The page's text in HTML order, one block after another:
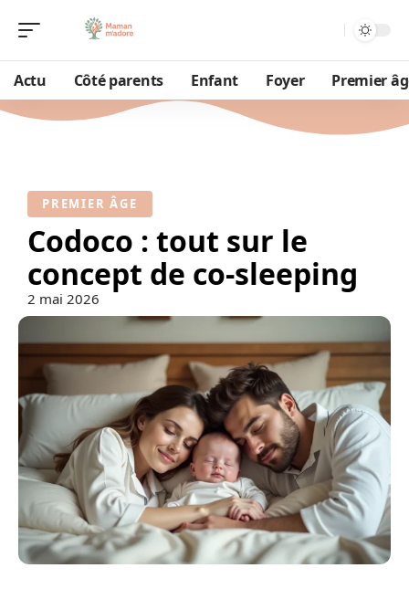
Actu Côté parents Enfant Foyer Premier
PREMIER ÂGE
Codoco : tout sur le
concept de co-sleeping
2 mai 2026